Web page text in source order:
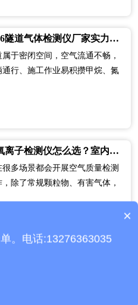
2026隧道气体检测仪厂家实力排行榜TOP5
属于密闭空间，空气流通不畅，
通行、施工作业易积攒甲烷、氮
智···
负氧离子检测仪怎么选？室内外负氧离子检测设备介绍
很多场景都会开展空气质量检测
，除了常规颗粒物、有害气体，
购成本。集成式空气检测设备
产品包含安装吗？
×
。电话:13276363035